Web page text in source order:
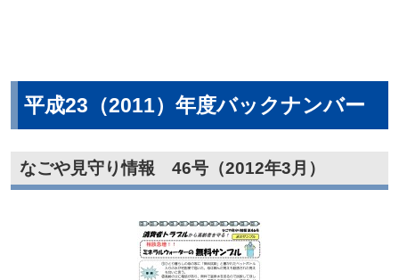
平成23（2011）年度バックナンバー
なごや見守り情報 46号（2012年3月）